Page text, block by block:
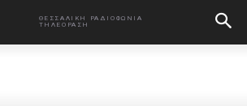
ΘΕΣΣΑΛΙΚΗ ΡΑΔΙΟΦΩΝΙΑ
ΤΗΛΕΟΡΑΣΗ